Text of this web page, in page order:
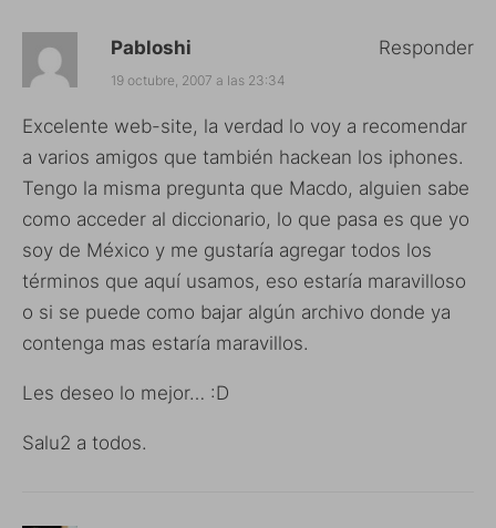
Pabloshi
19 octubre, 2007 a las 23:34
Excelente web-site, la verdad lo voy a recomendar
a varios amigos que también hackean los iphones.
Tengo la misma pregunta que Macdo, alguien sabe
como acceder al diccionario, lo que pasa es que yo
soy de México y me gustaría agregar todos los
términos que aquí usamos, eso estaría maravilloso
o si se puede como bajar algún archivo donde ya
contenga mas estaría maravillos.
Les deseo lo mejor… :D
Salu2 a todos.
Responder